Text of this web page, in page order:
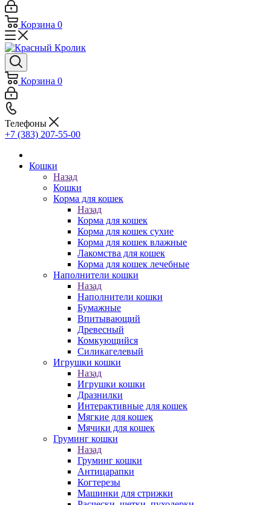
Корзина 0
Корзина 0
Телефоны
+7 (383) 207-55-00
Кошки
Назад
Кошки
Корма для кошек
Назад
Корма для кошек
Корма для кошек сухие
Корма для кошек влажные
Лакомства для кошек
Корма для кошек лечебные
Наполнители кошки
Назад
Наполнители кошки
Бумажные
Впитывающий
Древесный
Комкующийся
Силикагелевый
Игрушки кошки
Назад
Игрушки кошки
Дразнилки
Интерактивные для кошек
Мягкие для кошек
Мячики для кошек
Груминг кошки
Назад
Груминг кошки
Антицарапки
Когтерезы
Машинки для стрижки